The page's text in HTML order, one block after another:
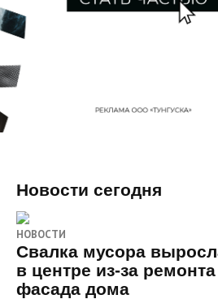
Новости сегодня
НОВОСТИ
Свалка мусора
в центре из-за ремонта
фасада дома